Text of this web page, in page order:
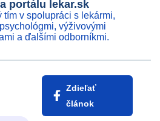
portálu lekar.sk
tím v spolupráci s lekármi,
výživovými
a ďalšími odborníkmi.
Zdieľať
článok